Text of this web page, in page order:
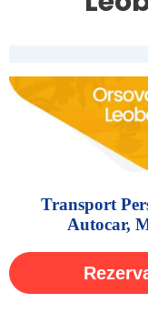
Transport
Autocar,